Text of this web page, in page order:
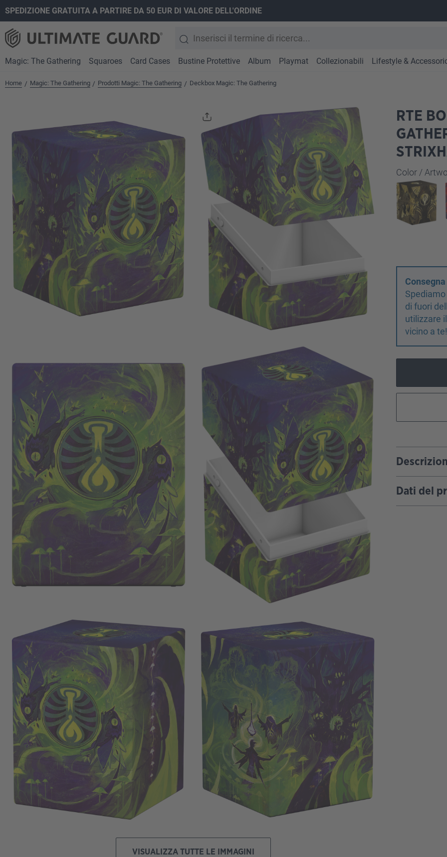
Passa alla navigazione principale
SPEDIZIONE GRATUITA A PARTIRE DA 50 EUR DI VALORE DELL'ORDINE
Magic: The Gathering Squaroes Card Cases Bustine Protettive Album Playmat Collezionabili Lifestyle &
Home / Magic: The Gathering / Prodotti Magic: The Gathering / Deckbox Magic: The Gathering
VISUALIZZA TUTTE LE IMMAGINI
RTE
Seleziona
Color /
di fuori
utilizzare
vicino a te!
Dati del